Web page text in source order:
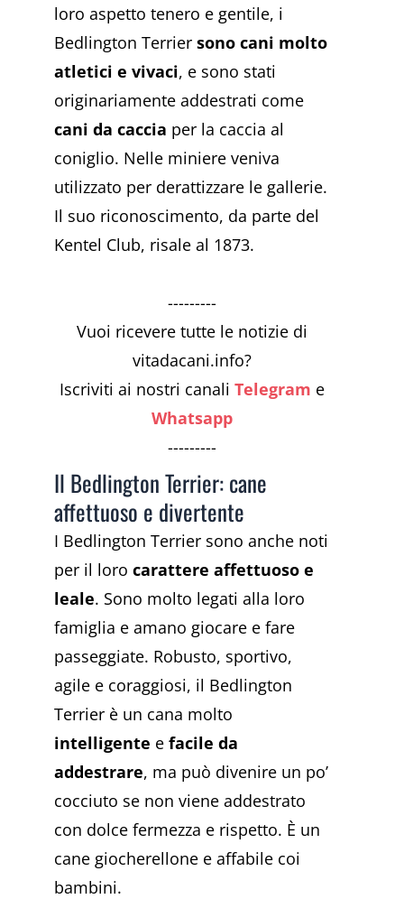
loro aspetto tenero e gentile, i
Bedlington Terrier sono cani molto
atletici e vivaci, e sono stati
originariamente addestrati come
cani da caccia per la caccia al
coniglio. Nelle miniere veniva
utilizzato per derattizzare le gallerie.
Il suo riconoscimento, da parte del
Kentel Club, risale al 1873.
---------
Vuoi ricevere tutte le notizie di
vitadacani.info?
Iscriviti ai nostri canali Telegram e
Whatsapp
---------
Il Bedlington Terrier: cane
affettuoso e divertente
I Bedlington Terrier sono anche noti
per il loro carattere affettuoso e
leale. Sono molto legati alla loro
famiglia e amano giocare e fare
passeggiate. Robusto, sportivo,
agile e coraggiosi, il Bedlington
Terrier è un cana molto
intelligente e facile da
addestrare, ma può divenire un po’
cocciuto se non viene addestrato
con dolce fermezza e rispetto. È un
cane giocherellone e affabile coi
bambini.